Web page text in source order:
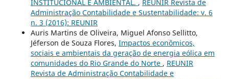
INSTITUCIONAL E AMBIENTAL. , REUNIR Revista de
Administração Contabilidade e Sustentabilidade: v. 6
n. 3 (2016): REUNIR
Auris Martins de Oliveira, Miguel Afonso Sellitto,
Jéferson de Souza Flores, Impactos econômicos,
sociais e ambientais da geração de energia eólica em
comunidades do Rio Grande do Norte , REUNIR
Revista de Administração Contabilidade e